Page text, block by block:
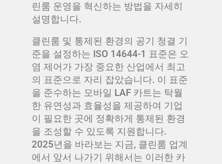
린룸 운영을 혁신하는 방법을 자세히
설명합니다.
클린룸 및 통제된 환경의 공기 청결 기
준을 설정하는 ISO 14644-1 표준은 오
염 제어가 가장 중요한 산업에서 최고
의 표준으로 자리 잡았습니다. 이 표준
을 준수하는 모바일 LAF 카트는 탁월
한 유연성과 효율성을 제공하여 기업
이 필요한 곳에 정확하게 통제된 환경
을 조성할 수 있도록 지원합니다.
2025년을 바라보는 지금, 클린룸 업계
에서 앞서 나가기 위해서는 이러한 카